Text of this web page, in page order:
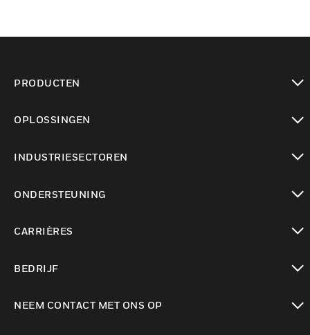
PRODUCTEN
OPLOSSINGEN
INDUSTRIESECTOREN
ONDERSTEUNING
CARRIÈRES
BEDRIJF
NEEM CONTACT MET ONS OP